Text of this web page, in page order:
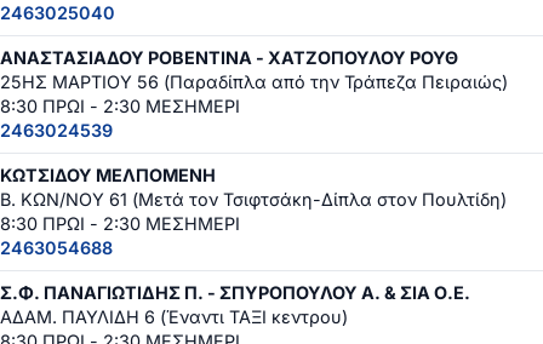
2463025040
ΑΝΑΣΤΑΣΙΑΔΟΥ ΡΟΒΕΝΤΙΝΑ - ΧΑΤΖΟΠΟΥΛΟΥ ΡΟΥΘ
25ΗΣ ΜΑΡΤΙΟΥ 56 (Παραδίπλα από την Τράπεζα Πειραιώς)
8:30 ΠΡΩΙ - 2:30 ΜΕΣΗΜΕΡΙ
2463024539
ΚΩΤΣΙΔΟΥ ΜΕΛΠΟΜΕΝΗ
Β. ΚΩΝ/ΝΟΥ 61 (Μετά τον Τσιφτσάκη-Δίπλα στον Πουλτίδη)
8:30 ΠΡΩΙ - 2:30 ΜΕΣΗΜΕΡΙ
2463054688
Σ.Φ. ΠΑΝΑΓΙΩΤΙΔΗΣ Π. - ΣΠΥΡΟΠΟΥΛΟΥ Α. & ΣΙΑ Ο.Ε.
ΑΔΑΜ. ΠΑΥΛΙΔΗ 6 (Έναντι ΤΑΞΙ κεντρου)